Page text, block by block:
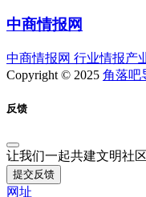
中商情报网
中商情报网 行业情报产
Copyright © 2025 角落吧
反馈
让我们一起共建文明社
提交反馈
网址